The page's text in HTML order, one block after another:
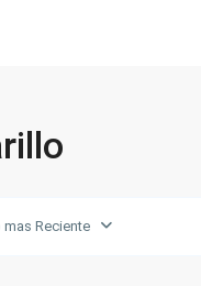
mas Reciente